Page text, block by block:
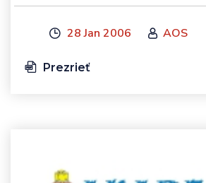
28 Jan 2006 AOS
Prezrieť